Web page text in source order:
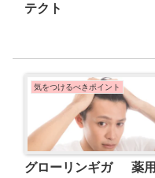
テクト
気をつけるべきポイント
グローリンギガ 薬用